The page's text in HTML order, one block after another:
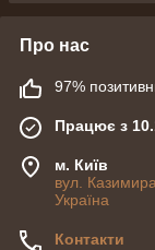
Про нас
97%
Працює з
м. Київ
вул.
Україна
Контакти